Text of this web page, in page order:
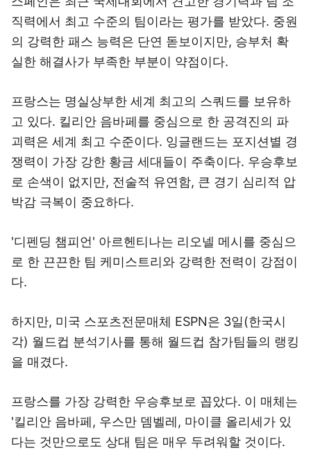
직력에서 최고 수준의 팀이라는 평가를 받았다. 중원
의 강력한 패스 능력은 단연 돋보이지만, 승부처 확
실한 해결사가 부족한 부분이 약점이다.
프랑스는 명실상부한 세계 최고의 스쿼드를 보유하
고 있다. 킬리안 음바페를 중심으로 한 공격진의 파
괴력은 세계 최고 수준이다. 잉글랜드는 포지션별 경
쟁력이 가장 강한 황금 세대들이 주축이다. 우승후보
로 손색이 없지만, 전술적 유연함, 큰 경기 심리적 압
박감 극복이 중요하다.
'디펜딩 챔피언' 아르헨티나는 리오넬 메시를 중심으
로 한 끈끈한 팀 케미스트리와 강력한 전력이 강점이
다.
하지만, 미국 스포츠전문매체 ESPN은 3일(한국시
각) 월드컵 분석기사를 통해 월드컵 참가팀들의 랭킹
을 매겼다.
프랑스를 가장 강력한 우승후보로 꼽았다. 이 매체는
'킬리안 음바페, 우스만 뎀벨레, 마이클 올리세가 있
다는 것만으로도 상대 팀은 매우 두려워할 것이다.